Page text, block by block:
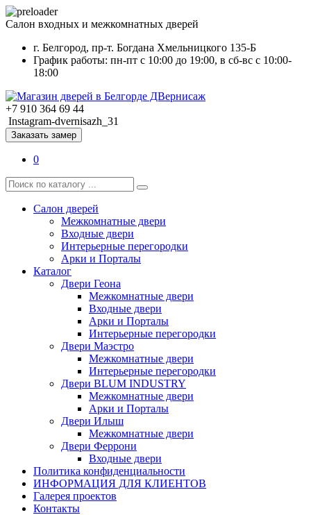
Салон входных и межкомнатных дверей
г. Белгород, пр-т. Богдана Хмельницкого 135-Б
График работы: пн-пт с 10:00 до 19:00, в сб-вс с 10:00-
18:00
+7 910 364 69 44
Instagram-dvernisazh_31
Заказать замер
0
Салон дверей
Межкомнатные двери
Входные двери
Интерьерные перегородки
Арки и Порталы
Каталог
Двери Геона
Межкомнатные двери
Входные двери
Арки и Порталы
Интерьерные перегородки
Двери Маэстро
Межкомнатные двери
Интерьерные перегородки
Двери BLUM INDUSTRY
Межкомнатные двери
Арки и Порталы
Двери Илыш
Межкомнатные двери
Двери Феррони
Входные двери
Политика конфиденциальности
ИНФОРМАЦИЯ ДЛЯ КЛИЕНТОВ
Галерея проектов
Контакты